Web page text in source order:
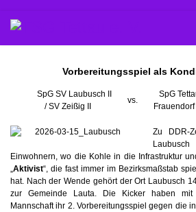
Vorbereitungsspiel als
SpG SV Laubusch II
/ SV Zeißig II
vs.
SpG
Frauendorf
Zu DDR-
Einwohnern, wo die Kohle in die Infrastruktur
„Aktivist“, die fast immer im Bezirksmaßstab
hat. Nach der Wende gehört der Ort Laubusch
zur Gemeinde Lauta. Die Kicker haben mit
Mannschaft ihr 2. Vorbereitungsspiel gegen die